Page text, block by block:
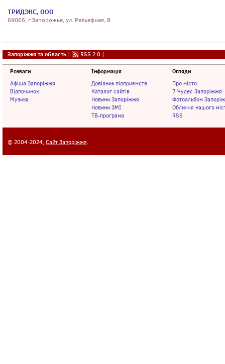
ТРИДЭКС, ООО
69065, г.Запорожье, ул. Рельефная, 8
Запоріжжя та область | RSS 2.0 |
Розваги
Афіша Запоріжжя
Відпочинок
Музика
Інформація
Довідник підприємств
Каталог сайтів
Новини Запоріжжя
Новини ЗМІ
ТВ-програма
Огляди
Про місто
7 Чудес Запоріжжя
Фотоальбом
Обличчя нашого
RSS
© 2004-2024, Сайт Запоріжжя.